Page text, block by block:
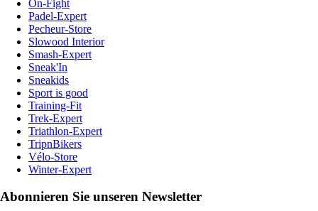
On-Fight
Padel-Expert
Pecheur-Store
Slowood Interior
Smash-Expert
Sneak'In
Sneakids
Sport is good
Training-Fit
Trek-Expert
Triathlon-Expert
TripnBikers
Vélo-Store
Winter-Expert
Abonnieren Sie unseren Newsletter